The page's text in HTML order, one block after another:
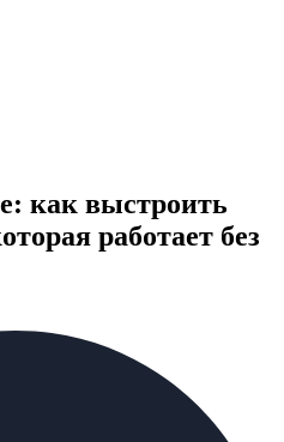
как выстроить
работает без